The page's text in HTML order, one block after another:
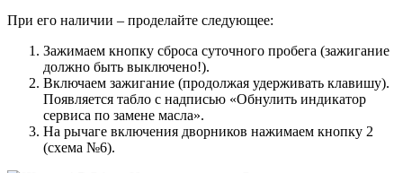
При его наличии – проделайте следующее:
Зажимаем кнопку сброса суточного пробега (зажигание
должно быть выключено!).
Включаем зажигание (продолжая удерживать клавишу).
Появляется табло с надписью «Обнулить индикатор
сервиса по замене масла».
На рычаге включения дворников нажимаем кнопку 2
(схема №6).